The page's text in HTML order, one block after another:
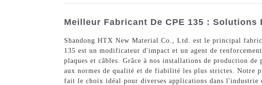
Meilleur Fabricant De CPE 135 :
Shandong HTX New Material Co., Ltd. est le principal
135 est un modificateur d'impact et un agent de
plaques et câbles. Grâce à nos installations de production
aux normes de qualité et de fiabilité les plus strictes. Notre
fait le choix idéal pour diverses applications dans